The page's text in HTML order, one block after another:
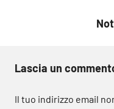
Lascia un
Il tuo indirizzo email